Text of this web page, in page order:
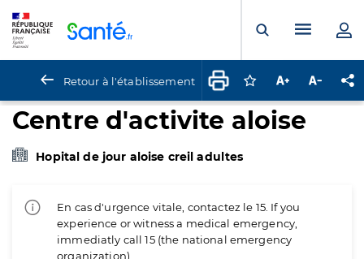
Ouvrir laMenu
Retour à l'établissement Connectez-vous
Augmenter la
Centre d'activite aloise
Hopital de jour aloise creil adultes
En cas d'urgence vitale, contactez le 15. If you
experience or witness a medical emergency,
immediatly call 15 (the national emergency
organization).